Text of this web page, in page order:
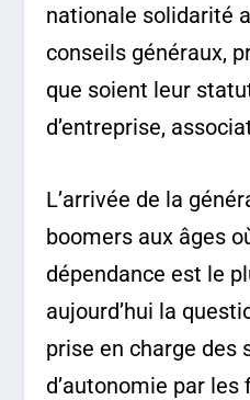
nationale solidarité
conseils généraux,
que soient leur
d’entreprise,
L’arrivée de la
boomers aux âges
dépendance est le
aujourd’hui la
prise en charge des
d’autonomie par les